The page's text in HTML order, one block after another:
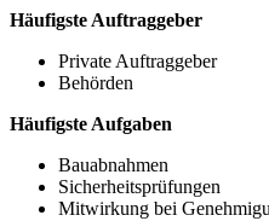
Häufigste Auftraggeber
Private Auftraggeber
Behörden
Häufigste Aufgaben
Bauabnahmen
Sicherheitsprüfungen
Mitwirkung bei